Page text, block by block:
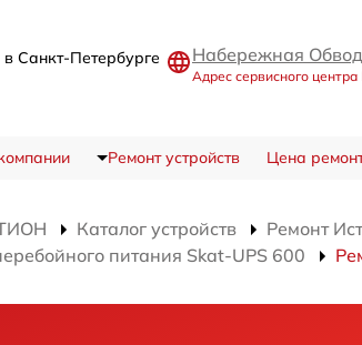
в Санкт-Петербурге Набережная
Адрес сервисного
Ремонт устройств Цена
Каталог устройств
Ремонт
питания Skat-UPS 600